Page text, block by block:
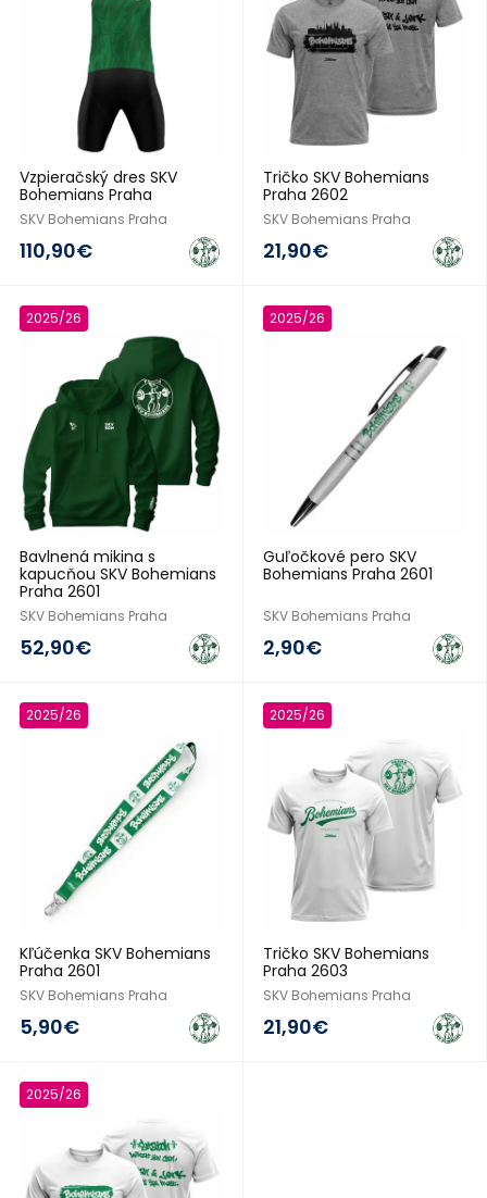
Vzpieračský dres SKV
Bohemians Praha
SKV Bohemians Praha
110,90€
Tričko SKV Bohemians
Praha 2602
SKV Bohemians Praha
21,90€
2025/26
Bavlnená mikina s
kapucňou SKV Bohemians
Praha 2601
SKV Bohemians Praha
52,90€
2025/26
Guľočkové pero SKV
Bohemians Praha 2601
SKV Bohemians Praha
2,90€
2025/26
Kľúčenka SKV Bohemians
Praha 2601
SKV Bohemians Praha
5,90€
2025/26
Tričko SKV Bohemians
Praha 2603
SKV Bohemians Praha
21,90€
2025/26